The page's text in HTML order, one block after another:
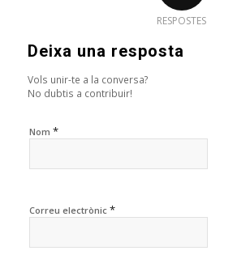
RESPOSTES
Deixa una resposta
Vols unir-te a la conversa?
No dubtis a contribuir!
Nom *
Correu electrònic *